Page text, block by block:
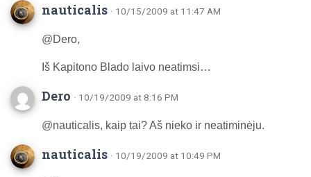
nauticalis · 10/15/2009 at 11:47 AM
@Dero,
Iš Kapitono Blado laivo neatimsi…
Dero · 10/19/2009 at 8:16 PM
@nauticalis, kaip tai? Aš nieko ir neatiminėju.
nauticalis · 10/19/2009 at 10:49 PM